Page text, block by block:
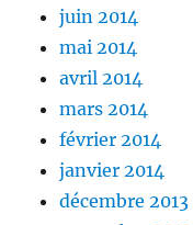
juin 2014
mai 2014
avril 2014
mars 2014
février 2014
janvier 2014
décembre 2013